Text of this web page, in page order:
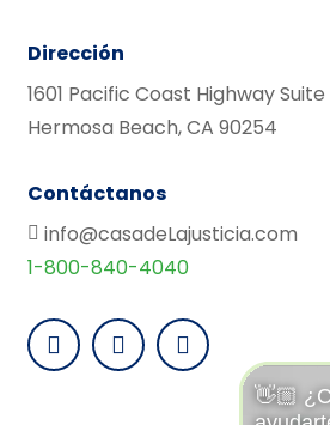
Dirección
1601 Pacific Coast Highway
Hermosa Beach, CA 90254
Contáctanos
info@casadeLajusticia.com
1-800-840-4040
👋🏼